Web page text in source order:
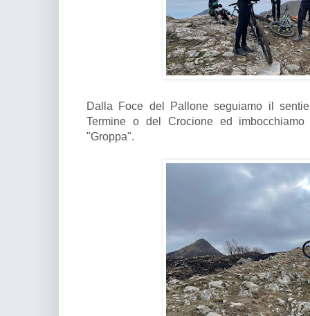
Dalla Foce del Pallone seguiamo il
Termine o del Crocione ed
"Groppa".